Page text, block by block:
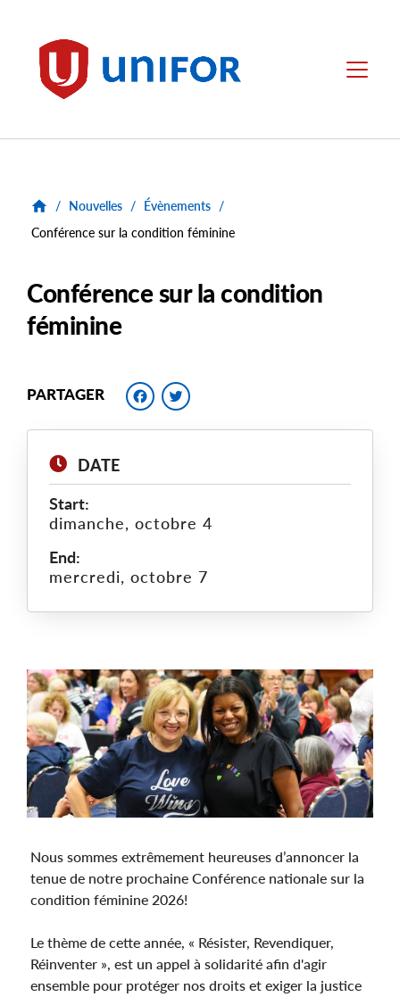
Unifor Menu
/ Nouvelles / Évènements /
Conférence sur la condition féminine
Conférence sur la condition
féminine
PARTAGER Facebook
DATE
Start:
dimanche, octobre 4
End:
mercredi, octobre 7
Main
Image
Nous sommes extrêmement heureuses d’annoncer la
tenue de notre prochaine Conférence nationale sur la
condition féminine 2026!
Le thème de cette année, « Résister, Revendiquer,
Réinventer », est un appel à solidarité afin d'agir
ensemble pour protéger nos droits et exiger la justice